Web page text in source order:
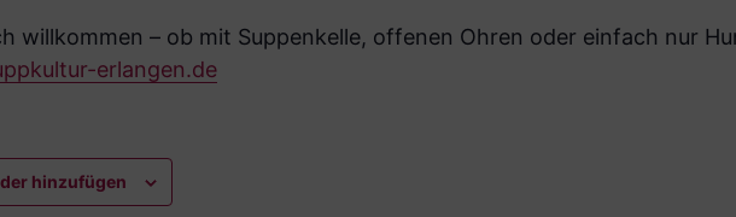
willkommen – ob mit Suppenkelle, offenen Ohren oder einfach nur
erlangen.de
hinzufügen